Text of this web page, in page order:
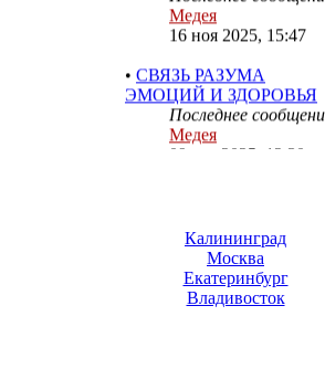
16 ноя 2025, 15:47
СВЯЗЬ РАЗУМА
ЭМОЦИЙ И ЗДОРОВЬЯ
Последнее сообщение
Медея
09 окт 2025, 12:30
09 окт 2025, 12:21
Калининград
Москва
Екатеринбург
Владивосток